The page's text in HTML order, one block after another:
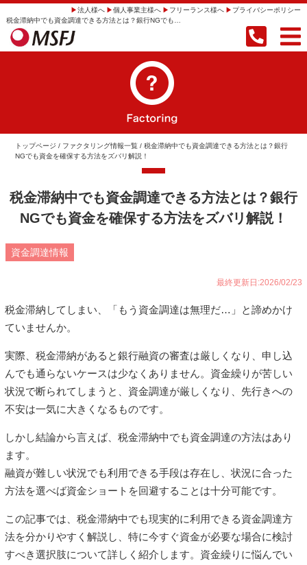
法人様へ 個人事業主様へ フリーランス様へ プライバシーポリシー
トップページ / ファクタリング情報一覧 / 税金滞納中でも資金調達できる方法とは？銀行
NGでも資金を確保する方法をズバリ解説！
税金滞納中でも資金調達できる方法とは？銀行
NGでも資金を確保する方法をズバリ解説！
資金調達情報
最終更新日:2026/02/23
税金滞納してしまい、「もう資金調達は無理だ…」と諦めかけ
ていませんか。
実際、税金滞納があると銀行融資の審査は厳しくなり、申し込
んでも通らないケースは少なくありません。資金繰りが苦しい
状況で断られてしまうと、資金調達が厳しくなり、先行きへの
不安は一気に大きくなるものです。
しかし結論から言えば、税金滞納中でも資金調達の方法はあり
ます。
融資が難しい状況でも利用できる手段は存在し、状況に合った
方法を選べば資金ショートを回避することは十分可能です。
この記事では、税金滞納中でも現実的に利用できる資金調達方
法を分かりやすく解説し、特に今すぐ資金が必要な場合に検討
すべき選択肢について詳しく紹介します。資金繰りに悩んでい